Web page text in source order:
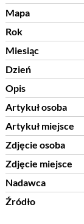
Mapa
Rok
Miesiąc
Dzień
Opis
Artykuł osoba
Artykuł miejsce
Zdjęcie osoba
Zdjęcie miejsce
Nadawca
Źródło